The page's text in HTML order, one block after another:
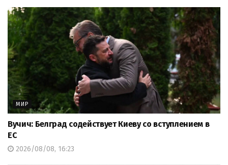
МИР
Вучич: Белград содействует Киеву со вступлением в
ЕС
2026/08/08, 16:23